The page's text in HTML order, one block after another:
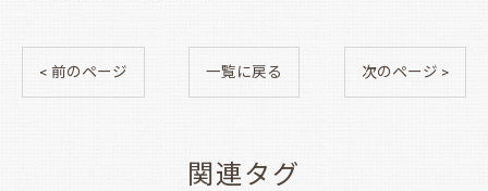
< 前のページ 一覧に戻る 次のページ >
関連タグ